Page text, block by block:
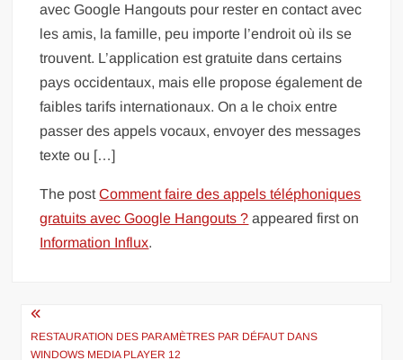
avec Google Hangouts pour rester en contact avec
les amis, la famille, peu importe l’endroit où ils se
trouvent. L’application est gratuite dans certains
pays occidentaux, mais elle propose également de
faibles tarifs internationaux. On a le choix entre
passer des appels vocaux, envoyer des messages
texte ou […]
The postComment faire des appels téléphoniques
gratuits avec Google Hangouts ? appeared first on
Information Influx.
Navigation
de
RESTAURATION DES PARAMÈTRES PAR DÉFAUT DANS
WINDOWS MEDIA PLAYER 12